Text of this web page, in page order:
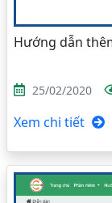
Hướng dẫn
25/02/2020
Xem chi tiết